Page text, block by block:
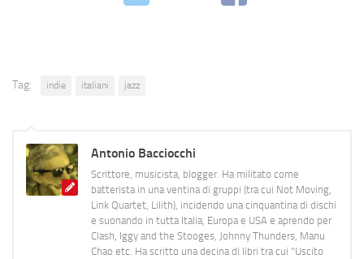
Tag: indie italiani jazz
Antonio Bacciocchi
Scrittore, musicista, blogger. Ha militato come
batterista in una ventina di gruppi (tra cui Not Moving,
Link Quartet, Lilith), incidendo una cinquantina di dischi
e suonando in tutta Italia, Europa e USA e aprendo per
Clash, Iggy and the Stooges, Johnny Thunders, Manu
Chao etc. Ha scritto una decina di libri tra cui "Uscito